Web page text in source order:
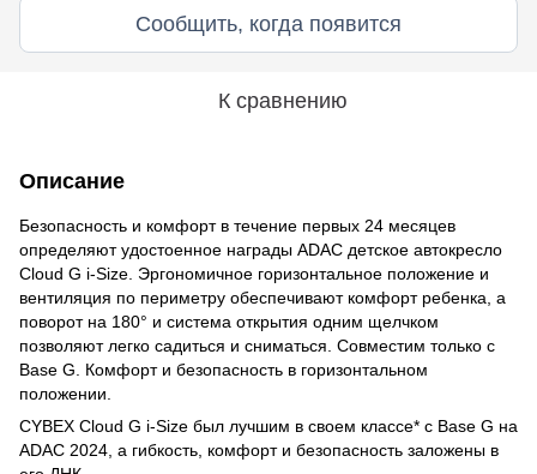
Сообщить, когда появится
К сравнению
Описание
Безопасность и комфорт в течение первых 24 месяцев
определяют удостоенное награды ADAC детское автокресло
Cloud G i-Size. Эргономичное горизонтальное положение и
вентиляция по периметру обеспечивают комфорт ребенка, а
поворот на 180° и система открытия одним щелчком
позволяют легко садиться и сниматься. Совместим только с
Base G. Комфорт и безопасность в горизонтальном
положении.
CYBEX Cloud G i-Size был лучшим в своем классе* с Base G на
ADAC 2024, а гибкость, комфорт и безопасность заложены в